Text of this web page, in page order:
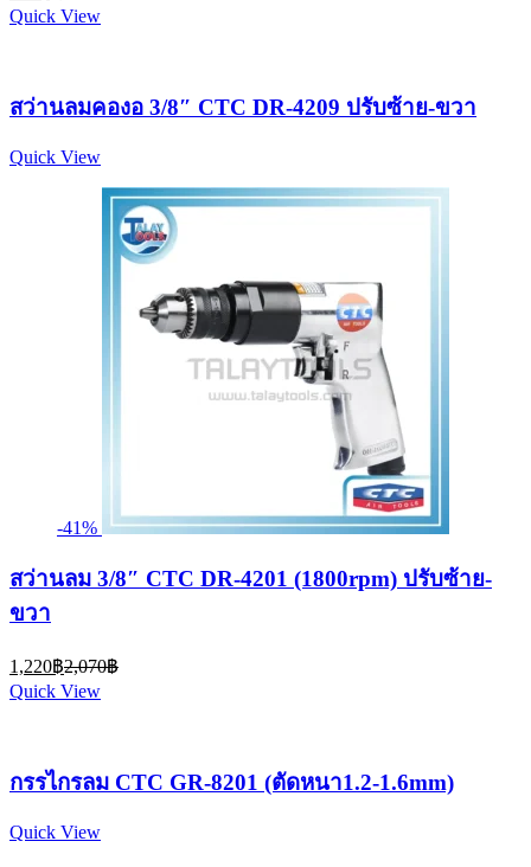
price
is:
Quick View
สว่านลมคองอ 3/8″ CTC DR-4209 ปรับซ้าย-ขวา
Quick View
-41%
สว่านลม 3/8″ CTC DR-4201 (1800rpm) ปรับซ้าย-
ขวา
1,220฿Current
price
is:
2,070฿
Quick View
กรรไกรลม CTC GR-8201 (ตัดหนา1.2-1.6mm)
Quick View